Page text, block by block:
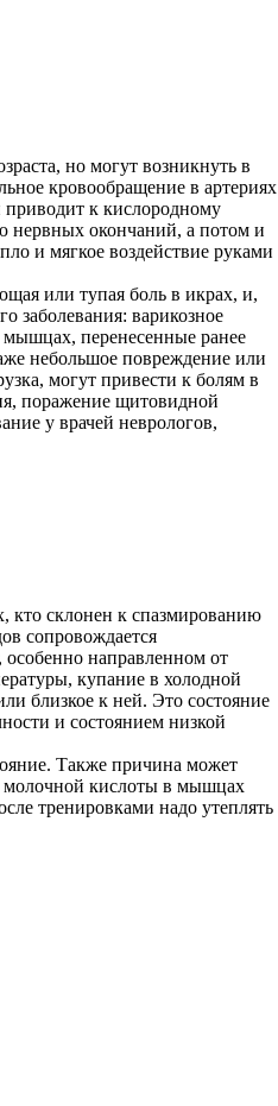
но могут возникнуть в
кровообращение в артериях
приводит к кислородному
нервных окончаний, а потом и
и мягкое воздействие руками
или тупая боль в икрах, и,
заболевания: варикозное
перенесенные ранее
небольшое повреждение или
могут привести к болям в
поражение щитовидной
у врачей неврологов,
кто склонен к спазмированию
сопровождается
направленном от
купание в холодной
близкое к ней. Это состояние
и состоянием низкой
Также причина может
молочной кислоты в мышцах
тренировками надо утеплять